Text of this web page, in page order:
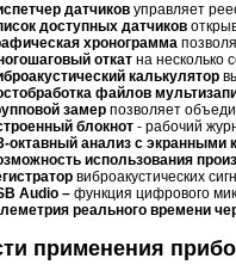
датчиков управляет
доступных датчиков
хронограмма
откат на несколько
калькулятор
файлов
замер позволяет
блокнот - рабочий
октавный анализ с экранными
использования
виброакустических
Audio – функция цифрового
реального времени
применения